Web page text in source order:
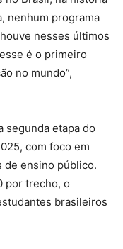
nenhum programa
nesses últimos
é o primeiro
no mundo”,
segunda etapa do
com foco em
de ensino público.
por trecho, o
brasileiros